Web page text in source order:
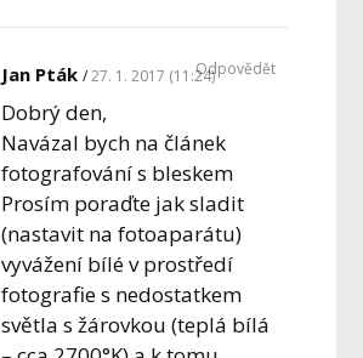
Jan Pták 27. 1. 2017 (11:24)
Dobrý den,
Navázal bych na článek
fotografování s bleskem
Prosím poraďte jak sladit
(nastavit na fotoaparátu)
vyvážení bílé v prostředí
fotografie s nedostatkem
světla s žárovkou (teplá bílá
Odpovědět